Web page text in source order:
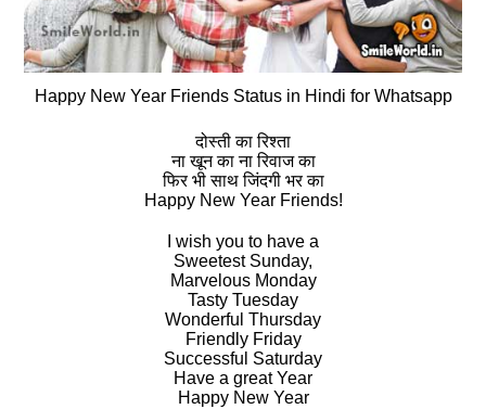
Happy New Year Friends Status in Hindi for Whatsapp
दोस्‍ती का रिश्‍ता
ना खून का ना रिवाज का
फिर भी साथ जिंदगी भर का
Happy New Year Friends!
I wish you to have a
Sweetest Sunday,
Marvelous Monday
Tasty Tuesday
Wonderful Thursday
Friendly Friday
Successful Saturday
Have a great Year
Happy New Year